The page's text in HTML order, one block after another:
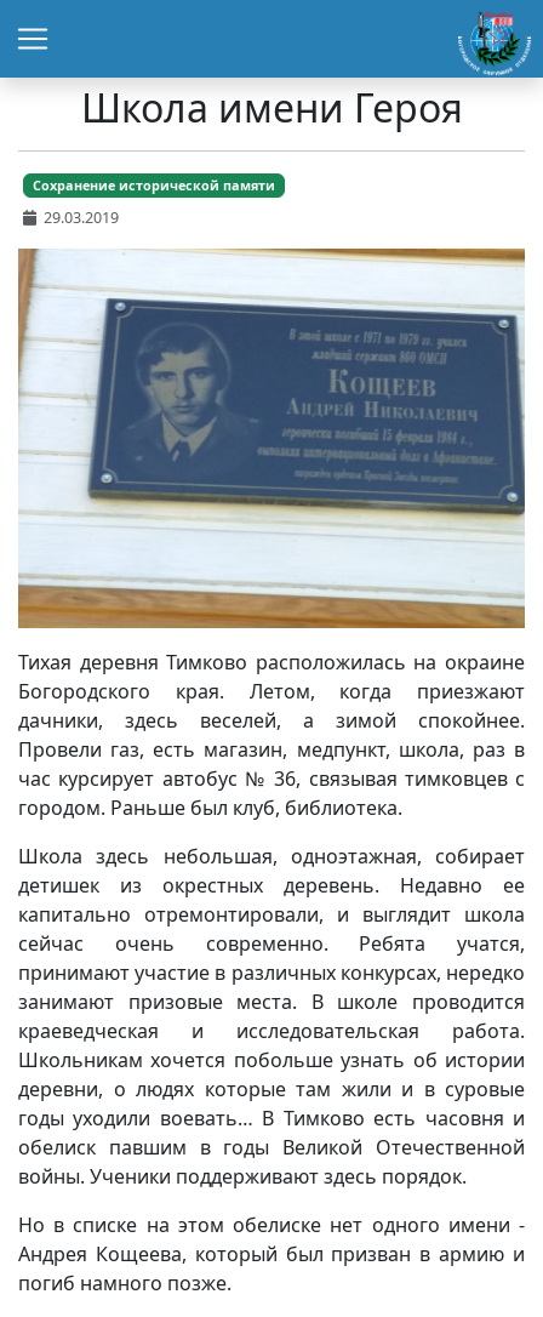
Школа имени Героя
Сохранение исторической памяти
29.03.2019
Тихая деревня Тимково расположилась на окраине
Богородского края. Летом, когда приезжают
дачники, здесь веселей, а зимой спокойнее.
Провели газ, есть магазин, медпункт, школа, раз в
час курсирует автобус № 36, связывая тимковцев с
городом. Раньше был клуб, библиотека.
Школа здесь небольшая, одноэтажная, собирает
детишек из окрестных деревень. Недавно ее
капитально отремонтировали, и выглядит школа
сейчас очень современно. Ребята учатся,
принимают участие в различных конкурсах, нередко
занимают призовые места. В школе проводится
краеведческая и исследовательская работа.
Школьникам хочется побольше узнать об истории
деревни, о людях которые там жили и в суровые
годы уходили воевать… В Тимково есть часовня и
обелиск павшим в годы Великой Отечественной
войны. Ученики поддерживают здесь порядок.
Но в списке на этом обелиске нет одного имени -
Андрея Кощеева, который был призван в армию и
погиб намного позже.